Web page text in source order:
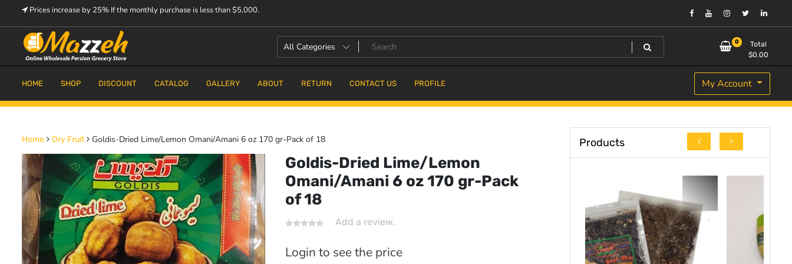
content
Prices increase by 25% If the monthly purchase is less than $5,000.
Mazzeh
Prices increase by 25% If the monthly purchase is < $5,000.
0
Total
$0.00
HOME SHOP DISCOUNT CATALOG GALLERY ABOUT RETURN CONTACT US PROFILE My Account
Home Dry Fruit Goldis-Dried Lime/Lemon Omani/Amani 6 oz 170 gr-Pack of 18
Goldis-Dried Lime/Lemon
Omani/Amani 6 oz 170 gr-Pack
of 18
Add a review.
Login to see the price
Products
9.2% OFF